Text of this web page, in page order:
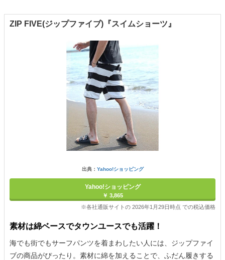
ZIP FIVE(ジップファイブ)『スイムショーツ』
出典： Yahoo!ショッピング
Yahoo!ショッピング
￥ 3,865
※各社通販サイトの 2026年1月29日時点 での税込価格
素材は綿ベースでタウンユースでも活躍！
海でも街でもサーフパンツを着まわしたい人には、ジップファイ
ブの商品がぴったり。素材に綿を加えることで、ふだん履きする